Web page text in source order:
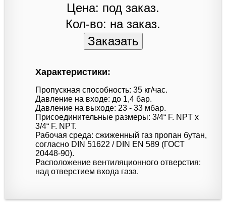
Цена: под заказ.
Кол-во: на заказ.
Характеристики:
Пропускная способность: 35 кг/час.
Давление на входе: до 1,4 бар.
Давление на выходе: 23 - 33 мбар.
Присоединительные размеры: 3/4“ F. NPT x
3/4“ F. NPT.
Рабочая среда: сжиженный газ пропан бутан,
согласно DIN 51622 / DIN EN 589 (ГОСТ
20448-90).
Расположение вентиляционного отверстия:
над отверстием входа газа.